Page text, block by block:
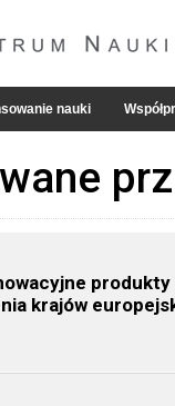
nauki
krajów